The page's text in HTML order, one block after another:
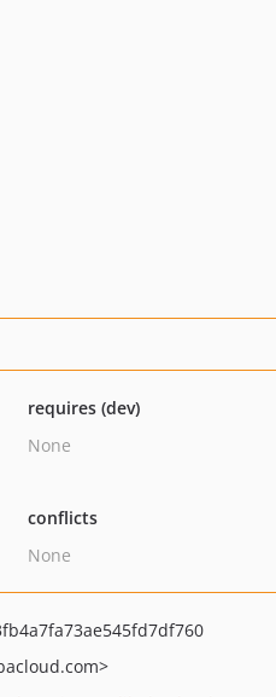
requires (dev)
None
conflicts
None